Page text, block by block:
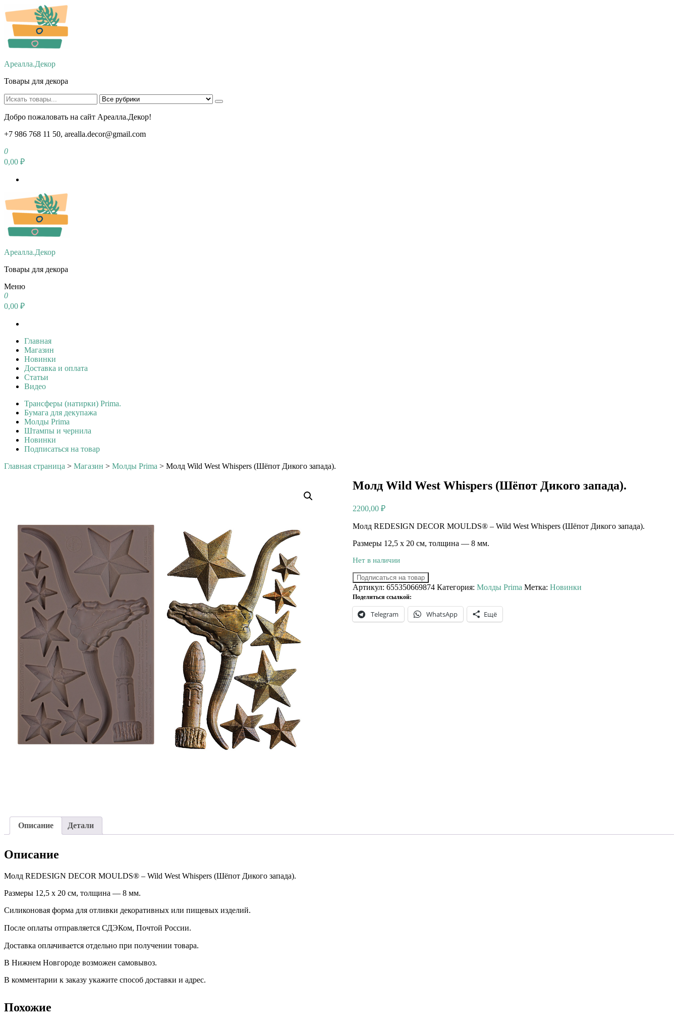
Перейти
к
содержимому
Ареалла.Декор
Товары для декора
Добро пожаловать на сайт Ареалла.Декор!
+7 986 768 11 50, arealla.decor@gmail.com
0
0,00 ₽
Ареалла.Декор
Товары для декора
Меню
0
0,00 ₽
Главная
Магазин
Новинки
Доставка и оплата
Статьи
Видео
Трансферы (натирки) Prima.
Бумага для декупажа
Молды Prima
Штампы и чернила
Новинки
Подписаться на товар
Главная страница > Магазин > Молды Prima > Молд Wild West Whispers (Шёпот Дикого запада).
Молд Wild West Whispers (Шёпот Дикого запада).
2200,00 ₽
Молд REDESIGN DECOR MOULDS® – Wild West Whispers (Шёпот Дикого запада).
Размеры 12,5 х 20 см, толщина — 8 мм.
Нет в наличии
Подписаться на товар
Артикул: 655350669874 Категория: Молды Prima Метка: Новинки
Поделиться ссылкой:
Telegram WhatsApp Ещё
Описание Детали
Описание
Молд REDESIGN DECOR MOULDS® – Wild West Whispers (Шёпот Дикого запада).
Размеры 12,5 х 20 см, толщина — 8 мм.
Силиконовая форма для отливки декоративных или пищевых изделий.
После оплаты отправляется СДЭКом, Почтой России. ⠀
Доставка оплачивается отдельно при получении товара. ⠀
В Нижнем Новгороде возможен самовывоз.
В комментарии к заказу укажите способ доставки и адрес.
Похожие